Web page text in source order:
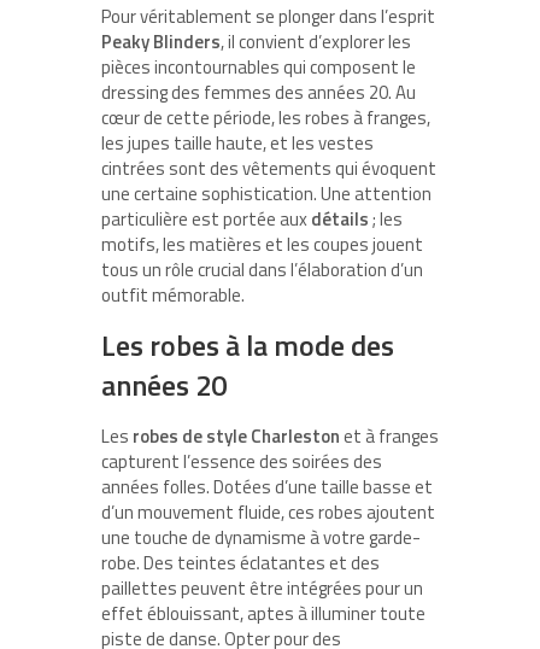
Pour véritablement se plonger dans l’esprit
Peaky Blinders, il convient d’explorer les
pièces incontournables qui composent le
dressing des femmes des années 20. Au
cœur de cette période, les robes à franges,
les jupes taille haute, et les vestes
cintrées sont des vêtements qui évoquent
une certaine sophistication. Une attention
particulière est portée auxdétails; les
motifs, les matières et les coupes jouent
tous un rôle crucial dans l’élaboration d’un
outfit mémorable.
Les robes à la mode des
années 20
Les robes de style Charlestonet à franges
capturent l’essence des soirées des
années folles. Dotées d’une taille basse et
d’un mouvement fluide, ces robes ajoutent
une touche de dynamisme à votre garde-
robe. Des teintes éclatantes et des
paillettes peuvent être intégrées pour un
effet éblouissant, aptes à illuminer toute
piste de danse. Opter pour des